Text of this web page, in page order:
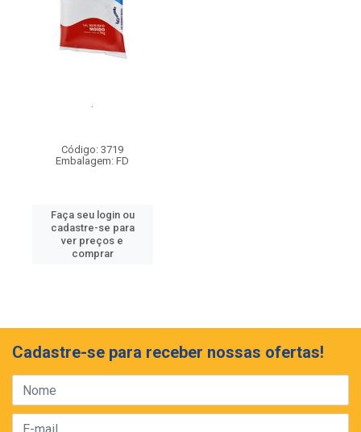
.
Código: 3719
Embalagem: FD
Faça seu login ou
cadastre-se para
ver preços e
comprar
Cadastre-se para receber nossas ofertas!